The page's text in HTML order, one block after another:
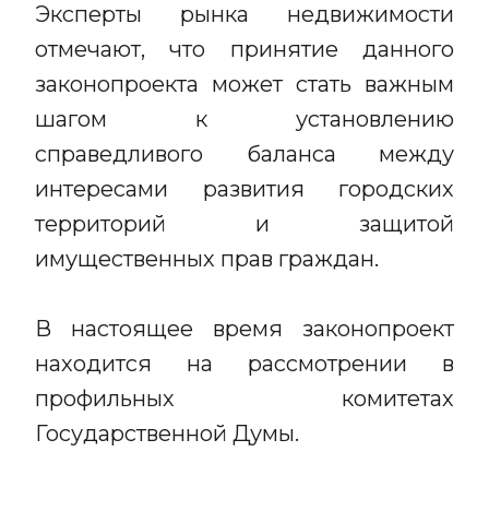
Эксперты рынка недвижимости
отмечают, что принятие данного
законопроекта может стать важным
шагом к установлению
справедливого баланса между
интересами развития городских
территорий и защитой
имущественных прав граждан.
В настоящее время законопроект
находится на рассмотрении в
профильных комитетах
Государственной Думы.